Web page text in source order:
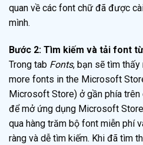
quan về các font chữ đã được
mình.
Bước 2: Tìm kiếm và tải font
Trong tab Fonts, bạn sẽ tìm thấy
more fonts in the Microsoft
Microsoft Store) ở gần phía trên
để mở ứng dụng Microsoft
qua hàng trăm bộ font miễn phí
ràng và dễ tìm kiếm. Khi đã tìm